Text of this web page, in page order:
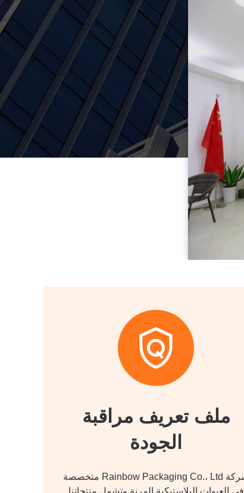
ملف تعريف مراقبة
الجودة
شركة Rainbow Packaging Co.، Ltd متخصصة
في العبوات البلاستيكية المرنة.وتشمل منتجاتنا